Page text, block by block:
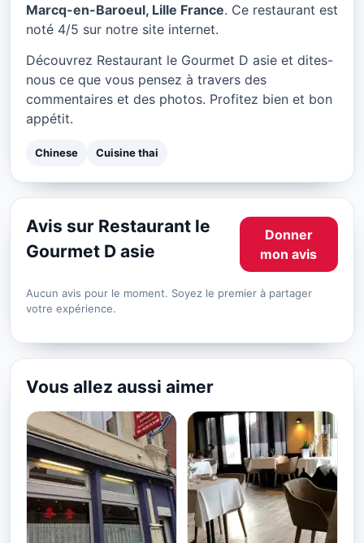
★ 4/5
Marcq-en-Baroeul, Lille France. Ce restaurant est
noté 4/5 sur notre site internet.
Découvrez Restaurant le Gourmet D asie et dites-
nous ce que vous pensez à travers des
commentaires et des photos. Profitez bien et bon
appétit.
Chinese Cuisine thai
Avis sur Restaurant le
Gourmet D asie
Donner
mon avis
Aucun avis pour le moment. Soyez le premier à partager
votre expérience.
Vous allez aussi aimer